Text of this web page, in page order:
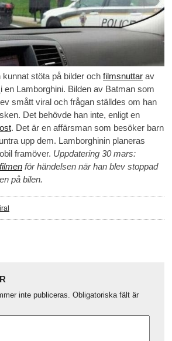
stöta på bilder och filmsnuttar av
i en Lamborghini. Bilden av Batman som
smått viral och frågan ställdes om han
Det behövde han inte, enligt en
. Det är en affärsman som besöker barn
upp dem. Lamborghinin planeras
framöver. Uppdatering 30 mars:
för händelsen när han blev stoppad
på bilen.
inte publiceras. Obligatoriska fält är